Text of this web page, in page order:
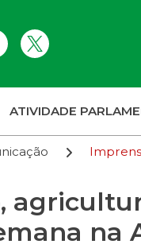
ATIVIDADE
na